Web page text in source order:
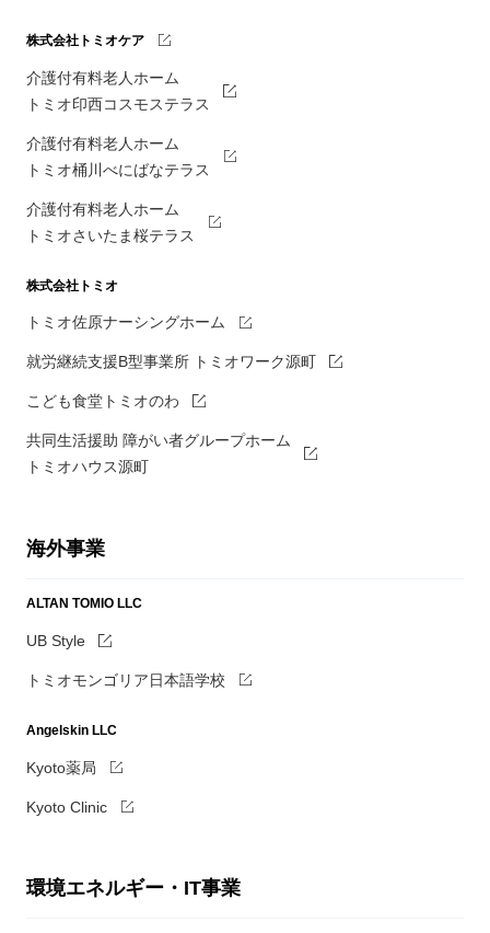
株式会社トミオケア
介護付有料老人ホーム
トミオ印西コスモステラス
介護付有料老人ホーム
トミオ桶川べにばなテラス
介護付有料老人ホーム
トミオさいたま桜テラス
株式会社トミオ
トミオ佐原ナーシングホーム
就労継続支援B型事業所 トミオワーク源町
こども食堂トミオのわ
共同生活援助 障がい者グループホーム
トミオハウス源町
海外事業
ALTAN TOMIO LLC
UB Style
トミオモンゴリア日本語学校
Angelskin LLC
Kyoto薬局
Kyoto Clinic
環境エネルギー・IT事業